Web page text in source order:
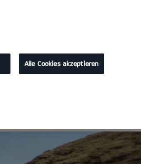
Alle Cookies akzeptieren